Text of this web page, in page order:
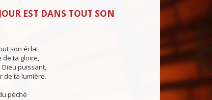
EST DANS TOUT SON
son éclat,
de ta gloire,
puissant,
de ta lumière.
péché